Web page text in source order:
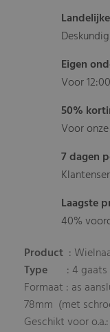
Eigen
Voor
50%
Voor
7 dagen
Laagste
40%
Product :
Type
: 4 gaats
Formaat : as
78mm (met
Geschikt voor